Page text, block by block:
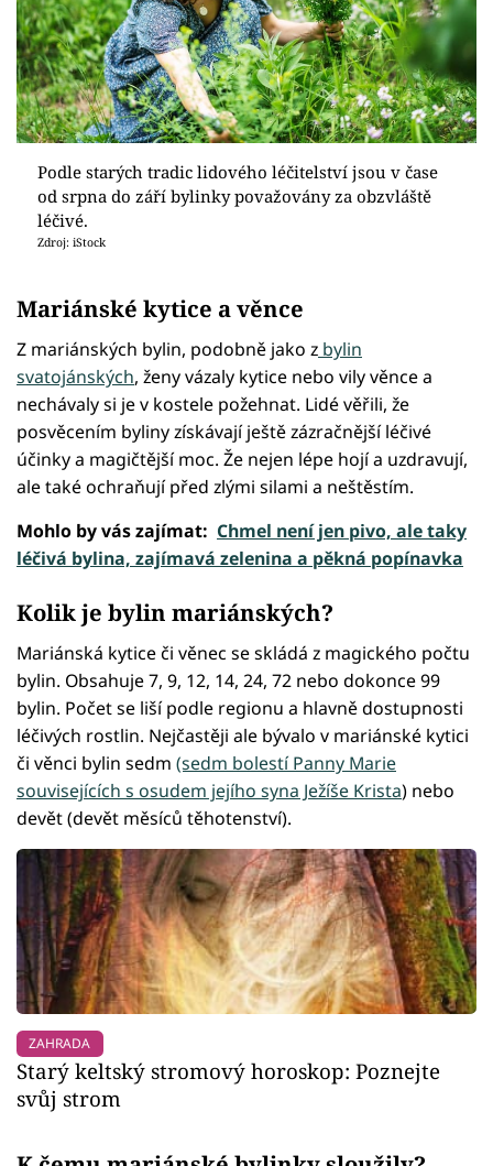
Podle starých tradic lidového léčitelství jsou v čase
od srpna do září bylinky považovány za obzvláště
léčivé.
Zdroj: iStock
Mariánské kytice a věnce
Z mariánských bylin, podobně jako z bylin
svatojánských, ženy vázaly kytice nebo vily věnce a
nechávaly si je v kostele požehnat. Lidé věřili, že
posvěcením byliny získávají ještě zázračnější léčivé
účinky a magičtější moc. Že nejen lépe hojí a uzdravují,
ale také ochraňují před zlými silami a neštěstím.
Mohlo by vás zajímat: Chmel není jen pivo, ale taky
léčivá bylina, zajímavá zelenina a pěkná popínavka
Kolik je bylin mariánských?
Mariánská kytice či věnec se skládá z magického počtu
bylin. Obsahuje 7, 9, 12, 14, 24, 72 nebo dokonce 99
bylin. Počet se liší podle regionu a hlavně dostupnosti
léčivých rostlin. Nejčastěji ale bývalo v mariánské kytici
či věnci bylin sedm (sedm bolestí Panny Marie
souvisejících s osudem jejího syna Ježíše Krista) nebo
devět (devět měsíců těhotenství).
ZAHRADA
Starý keltský stromový horoskop: Poznejte
svůj strom